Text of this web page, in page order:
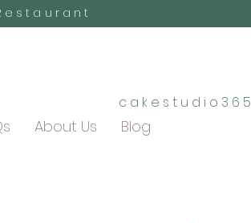
About Us Blog
cakestudio365